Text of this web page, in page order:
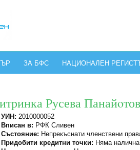
ЗА БФС НАЦИОНАЛЕН
Русева
УИН: 2010000052
Вписан в: РФК Сливен
Състояние: Непрекъснати членствени
Придобити кредитни точки: Няма